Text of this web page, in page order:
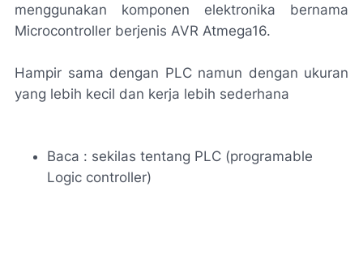
menggunakan komponen elektronika bernama
Microcontroller berjenis AVR Atmega16.
Hampir sama dengan PLC namun dengan ukuran
yang lebih kecil dan kerja lebih sederhana
Baca : sekilas tentang PLC (programable
Logic controller)